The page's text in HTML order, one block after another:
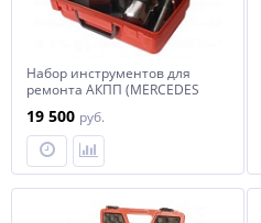
Набор инструментов для
ремонта АКПП (MERCEDES
19 500 руб.